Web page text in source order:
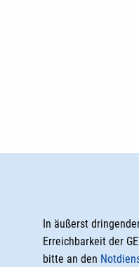
In äußerst
Erreichbarkeit der
bitte an den